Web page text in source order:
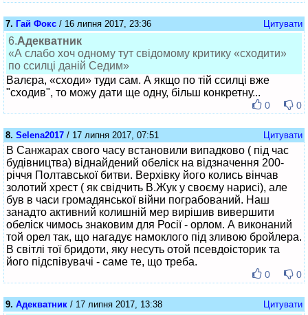
7. Гай Фокс / 16 липня 2017, 23:36 Цитувати
6.Адекватник
«А слабо хоч одному тут свідомому критику «сходити»
по ссилці даній Седим»
Валєра, «сходи» туди сам. А якщо по тій ссилці вже
"сходив", то можу дати ще одну, більш конкретну...
0 0
8. Selena2017 / 17 липня 2017, 07:51 Цитувати
В Санжарах свого часу встановили випадково ( під час
будівництва) віднайдений обеліск на відзначення 200-
річчя Полтавської битви. Верхівку його колись вінчав
золотий хрест ( як свідчить В.Жук у своєму нарисі), але
був в часи громадянської війни пограбований. Наш
занадто активний колишній мер вирішив вивершити
обеліск чимось знаковим для Росії - орлом. А виконаний
той орел так, що нагадує намоклого під зливою бройлера.
В світлі тої бридоти, яку несуть отой псевдоісторик та
його підспівувачі - саме те, що треба.
0 0
9. Адекватник / 17 липня 2017, 13:38 Цитувати